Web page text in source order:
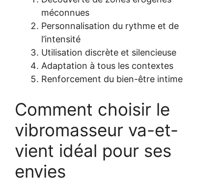
méconnues
Personnalisation du rythme et de
l’intensité
Utilisation discrète et silencieuse
Adaptation à tous les contextes
Renforcement du bien-être intime
Comment choisir le
vibromasseur va-et-
vient idéal pour ses
envies